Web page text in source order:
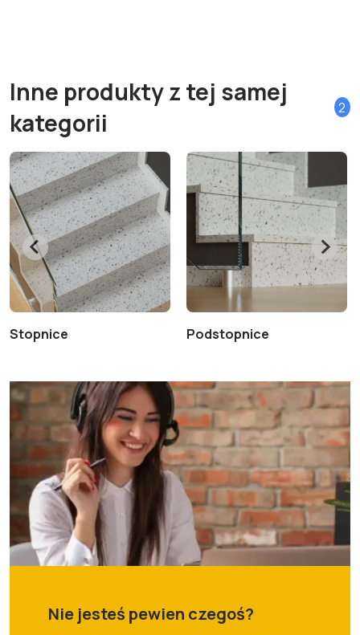
Inne produkty z tej samej
kategorii
2
Stopnice Podstopnice
Nie jesteś pewien czegoś?